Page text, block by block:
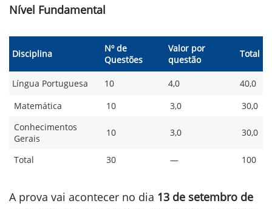
Nível Fundamental
Disciplina
Nº de
Questões
Valor por
questão
Total
Língua Portuguesa 10 4,0
40,0
Matemática
10 3,0
30,0
Conhecimentos
Gerais
10 3,0 30,0
Total 30 — 100
A prova vai acontecer no dia 13 de setembro de